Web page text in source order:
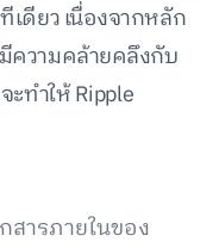
เดียว เนื่องจากหลัก
ความคล้ายคลึงกับ
ะทำให้ Ripple
สารภายในของ